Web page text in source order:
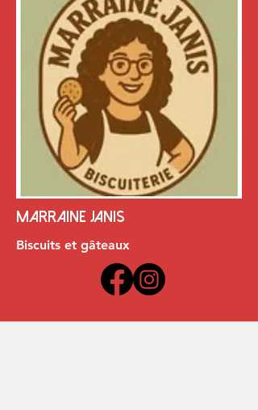
Marraine janis
Biscuits et gâteaux